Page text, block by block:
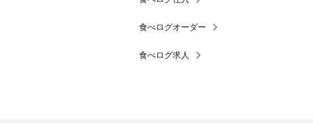
食べログオーダー
食べログ求人